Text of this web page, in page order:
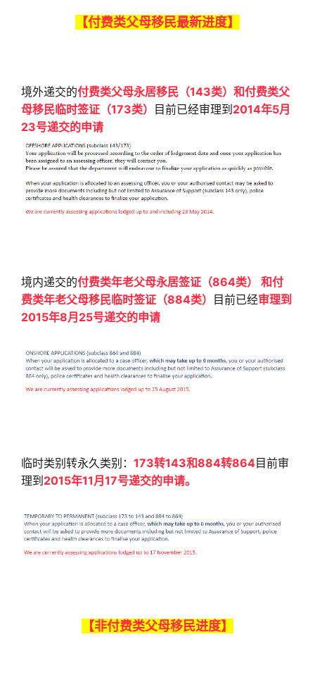
【付费类父母移民最新进度】
境外递交的付费类父母永居移民（143类）和付费类父
母移民临时签证（173类） 目前已经审理到2014年5月
23号递交的申请
境内递交的付费类年老父母永居签证（864类） 和付
费类年老父母移民临时签证（884类） 目前已经审理到
2015年8月25号递交的申请
临时类别转永久类别： 173转143和884转864目前审
理到2015年11月17号递交的申请。
【非付费类父母移民进度】